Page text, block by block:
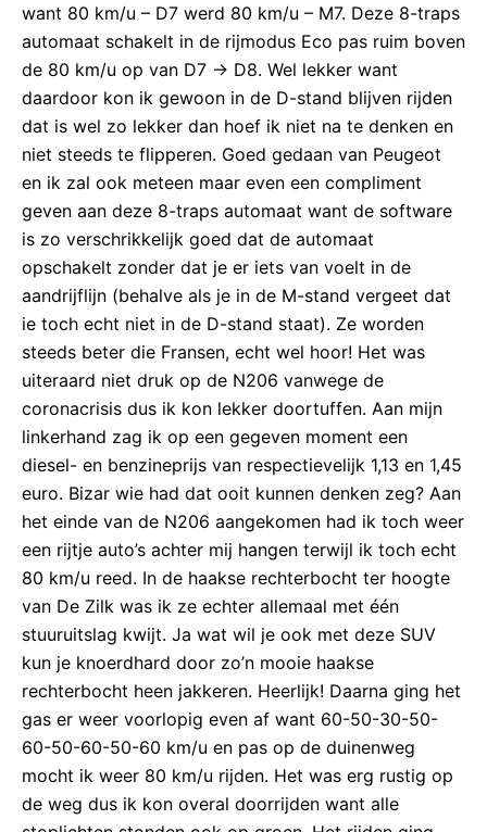
want 80 km/u – D7 werd 80 km/u – M7. Deze 8-traps
automaat schakelt in de rijmodus Eco pas ruim boven
de 80 km/u op van D7 -> D8. Wel lekker want
daardoor kon ik gewoon in de D-stand blijven rijden
dat is wel zo lekker dan hoef ik niet na te denken en
niet steeds te flipperen. Goed gedaan van Peugeot
en ik zal ook meteen maar even een compliment
geven aan deze 8-traps automaat want de software
is zo verschrikkelijk goed dat de automaat
opschakelt zonder dat je er iets van voelt in de
aandrijflijn (behalve als je in de M-stand vergeet dat
ie toch echt niet in de D-stand staat). Ze worden
steeds beter die Fransen, echt wel hoor! Het was
uiteraard niet druk op de N206 vanwege de
coronacrisis dus ik kon lekker doortuffen. Aan mijn
linkerhand zag ik op een gegeven moment een
diesel- en benzineprijs van respectievelijk 1,13 en 1,45
euro. Bizar wie had dat ooit kunnen denken zeg? Aan
het einde van de N206 aangekomen had ik toch weer
een rijtje auto’s achter mij hangen terwijl ik toch echt
80 km/u reed. In de haakse rechterbocht ter hoogte
van De Zilk was ik ze echter allemaal met één
stuuruitslag kwijt. Ja wat wil je ook met deze SUV
kun je knoerdhard door zo’n mooie haakse
rechterbocht heen jakkeren. Heerlijk! Daarna ging het
gas er weer voorlopig even af want 60-50-30-50-
60-50-60-50-60 km/u en pas op de duinenweg
mocht ik weer 80 km/u rijden. Het was erg rustig op
de weg dus ik kon overal doorrijden want alle